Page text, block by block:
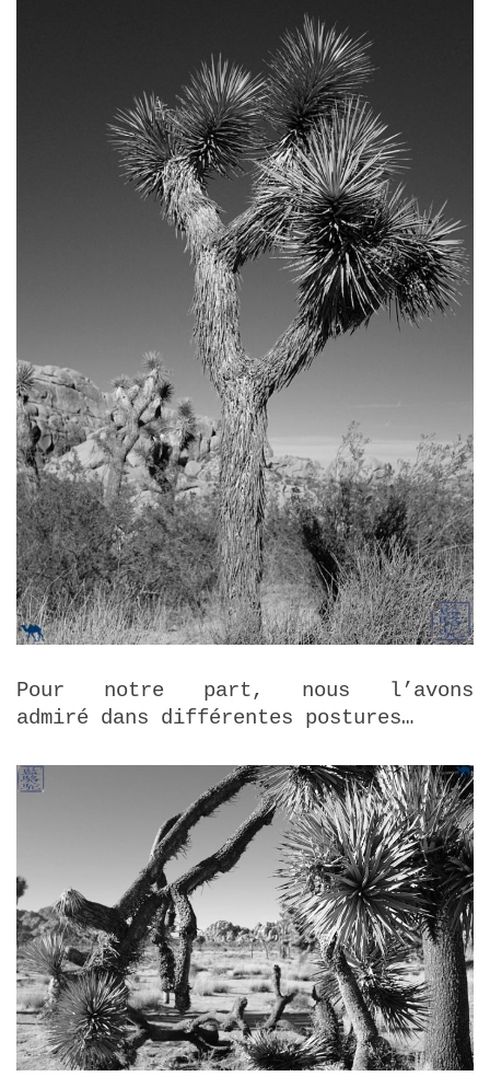
Pour notre part, nous l’avons
admiré dans différentes postures…